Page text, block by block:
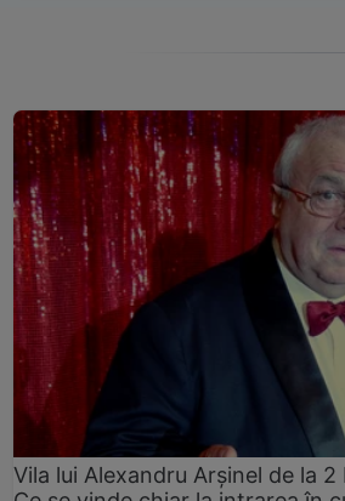
Vila lui Alexandru Arșinel de la